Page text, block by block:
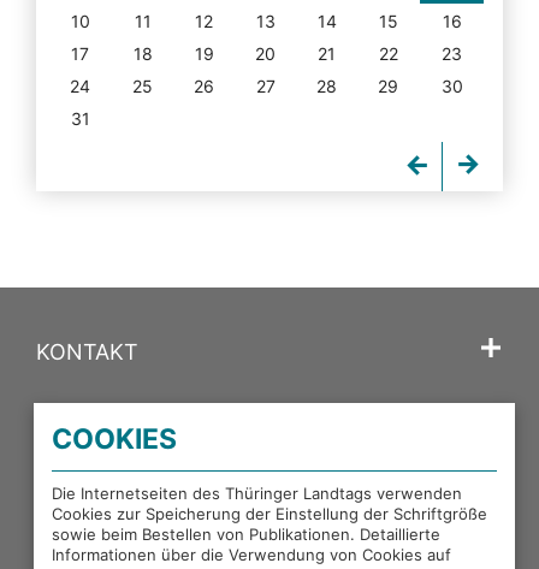
10
11 12 13 14 15
16
17
18 19 20 21 22
23
24
25 26 27 28 29
30
31
KONTAKT
PORTALE DES THÜRINGER LANDTAGS
EXTERNE LINKS
COOKIES
Die Internetseiten des Thüringer Landtags verwenden
Cookies zur Speicherung der Einstellung der Schriftgröße
sowie beim Bestellen von Publikationen. Detaillierte
Informationen über die Verwendung von Cookies auf